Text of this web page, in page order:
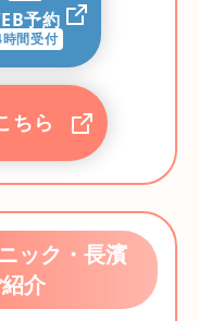
予約
間受付
ちら
ック・長濱
介